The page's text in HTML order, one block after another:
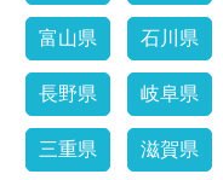
富山県 石川県
長野県 岐阜県
三重県 滋賀県